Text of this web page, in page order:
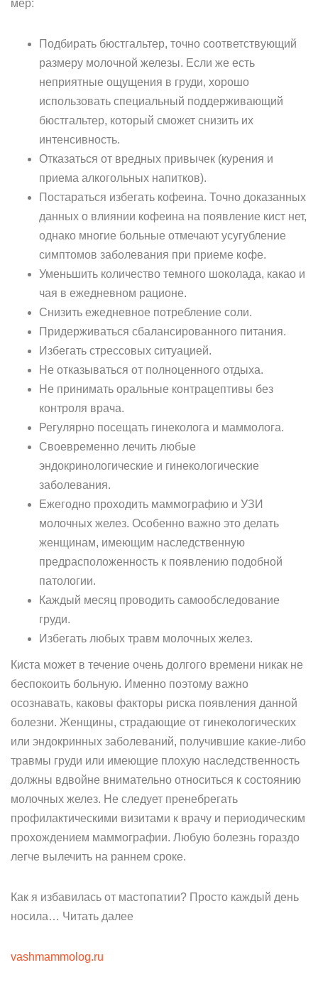
мер:
Подбирать бюстгальтер, точно соответствующий
размеру молочной железы. Если же есть
неприятные ощущения в груди, хорошо
использовать специальный поддерживающий
бюстгальтер, который сможет снизить их
интенсивность.
Отказаться от вредных привычек (курения и
приема алкогольных напитков).
Постараться избегать кофеина. Точно доказанных
данных о влиянии кофеина на появление кист нет,
однако многие больные отмечают усугубление
симптомов заболевания при приеме кофе.
Уменьшить количество темного шоколада, какао и
чая в ежедневном рационе.
Снизить ежедневное потребление соли.
Придерживаться сбалансированного питания.
Избегать стрессовых ситуацией.
Не отказываться от полноценного отдыха.
Не принимать оральные контрацептивы без
контроля врача.
Регулярно посещать гинеколога и маммолога.
Своевременно лечить любые
эндокринологические и гинекологические
заболевания.
Ежегодно проходить маммографию и УЗИ
молочных желез. Особенно важно это делать
женщинам, имеющим наследственную
предрасположенность к появлению подобной
патологии.
Каждый месяц проводить самообследование
груди.
Избегать любых травм молочных желез.
Киста может в течение очень долгого времени никак не
беспокоить больную. Именно поэтому важно
осознавать, каковы факторы риска появления данной
болезни. Женщины, страдающие от гинекологических
или эндокринных заболеваний, получившие какие-либо
травмы груди или имеющие плохую наследственность
должны вдвойне внимательно относиться к состоянию
молочных желез. Не следует пренебрегать
профилактическими визитами к врачу и периодическим
прохождением маммографии. Любую болезнь гораздо
легче вылечить на раннем сроке.
Как я избавилась от мастопатии? Просто каждый день
носила… Читать далее
vashmammolog.ru